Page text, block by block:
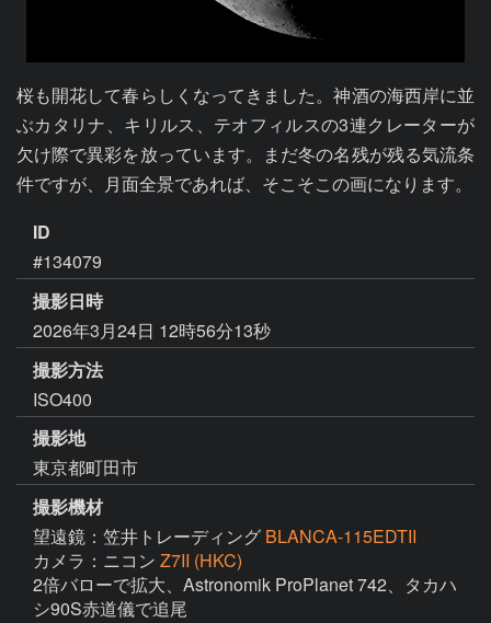
桜も開花して春らしくなってきました。神酒の海西岸に並
ぶカタリナ、キリルス、テオフィルスの3連クレーターが
欠け際で異彩を放っています。まだ冬の名残が残る気流条
件ですが、月面全景であれば、そこそこの画になります。
ID
#134079
撮影日時
2026年3月24日 12時56分13秒
撮影方法
ISO400
撮影地
東京都町田市
撮影機材
望遠鏡：笠井トレーディング BLANCA-115EDTII
カメラ：ニコン Z7II (HKC)
2倍バローで拡大、Astronomik ProPlanet 742、タカハ
シ90S赤道儀で追尾